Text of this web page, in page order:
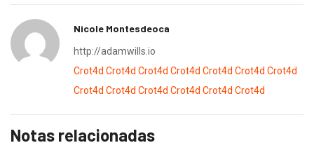
Nicole Montesdeoca
http://adamwills.io
Crot4d Crot4d Crot4d Crot4d Crot4d Crot4d Crot4d
Crot4d Crot4d Crot4d Crot4d Crot4d Crot4d
Notas relacionadas